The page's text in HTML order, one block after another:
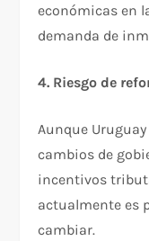
económicas en
demanda de
4. Riesgo de
Aunque
cambios de
incentivos
actualmente es
cambiar.​